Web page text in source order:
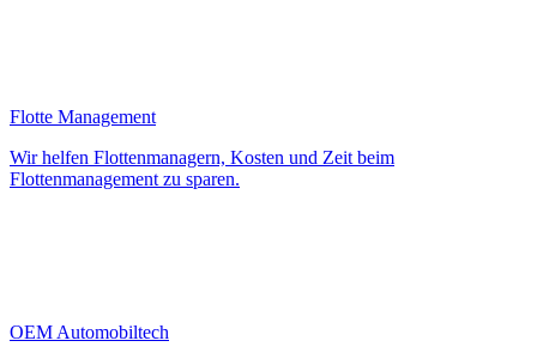
Flotte Management
Wir helfen Flottenmanagern, Kosten und Zeit beim
Flottenmanagement zu sparen.
OEM Automobiltech